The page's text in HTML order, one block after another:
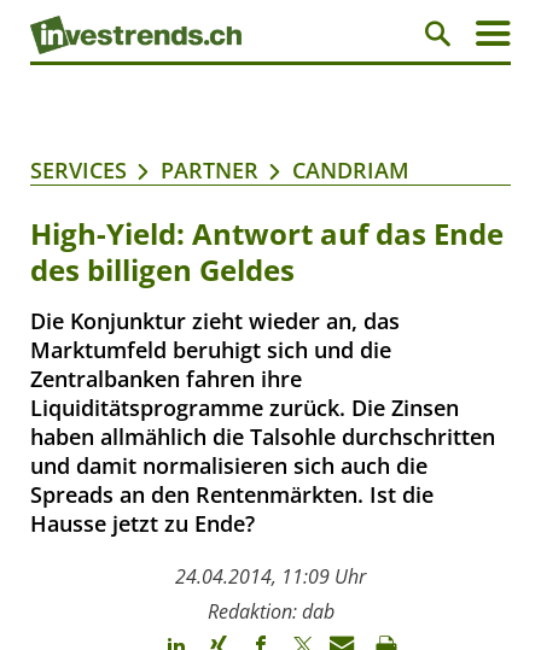
SERVICES PARTNER CANDRIAM
High-Yield: Antwort auf das Ende
des billigen Geldes
Die Konjunktur zieht wieder an, das
Marktumfeld beruhigt sich und die
Zentralbanken fahren ihre
Liquiditätsprogramme zurück. Die Zinsen
haben allmählich die Talsohle durchschritten
und damit normalisieren sich auch die
Spreads an den Rentenmärkten. Ist die
Hausse jetzt zu Ende?
24.04.2014, 11:09 Uhr
Redaktion: dab